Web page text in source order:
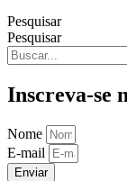
Pesquisar
Pesquisar
Inscreva-se
Nome
E-mail
Enviar